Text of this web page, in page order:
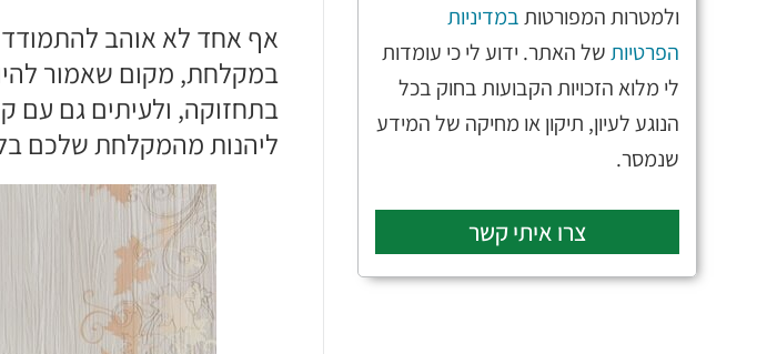
אף אחד לא אוהב להתמודד
במקלחת, מקום שאמור
בתחזוקה, ולעיתים גם עם
ליהנות מהמקלחת שלכם
ולמטרות המפורטותבמדיניות
הפרטיותשל האתר. ידוע לי כי עומדות
לי מלוא הזכויות הקבועות בחוק בכל
הנוגע לעיון, תיקון או מחיקה של המידע
שנמסר.
צרו איתי קשר